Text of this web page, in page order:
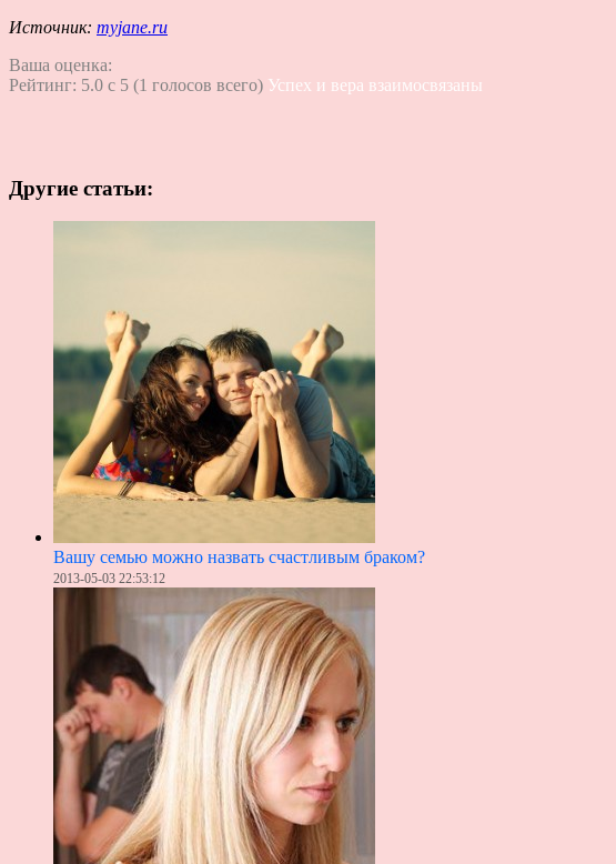
Источник: myjane.ru
Ваша оценка:
Рейтинг: 5.0 c 5 (1 голосов всего) Успех и вера взаимосвязаны
Другие статьи:
Вашу семью можно назвать счастливым браком?
2013-05-03 22:53:12